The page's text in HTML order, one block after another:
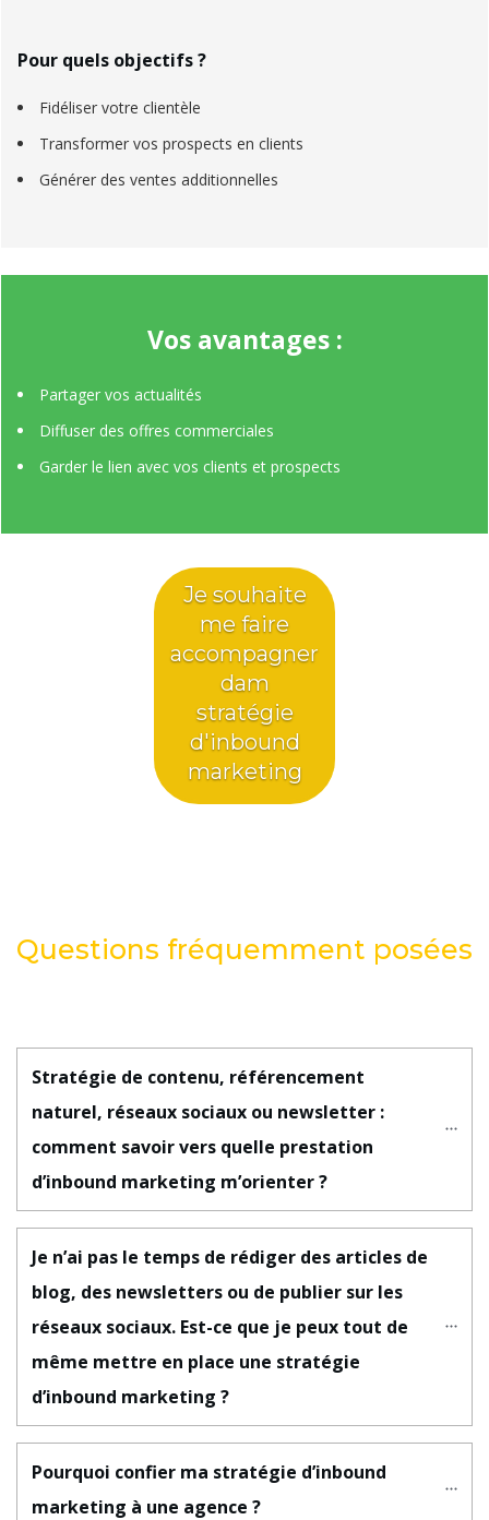
Pour quels objectifs ?
Fidéliser votre clientèle
Transformer vos prospects en clients
Générer des ventes additionnelles
Vos avantages :
Partager vos actualités
Diffuser des offres commerciales
Garder le lien avec vos clients et prospects
Je souhaite
me faire
accompagner
dam
stratégie
d'inbound
marketing
Questions fréquemment posées
Stratégie de contenu, référencement
naturel, réseaux sociaux ou newsletter :
comment savoir vers quelle prestation
d’inbound marketing m’orienter ?
Je n’ai pas le temps de rédiger des articles de
blog, des newsletters ou de publier sur les
réseaux sociaux. Est-ce que je peux tout de
même mettre en place une stratégie
d’inbound marketing ?
Pourquoi confier ma stratégie d’inbound
marketing à une agence ?